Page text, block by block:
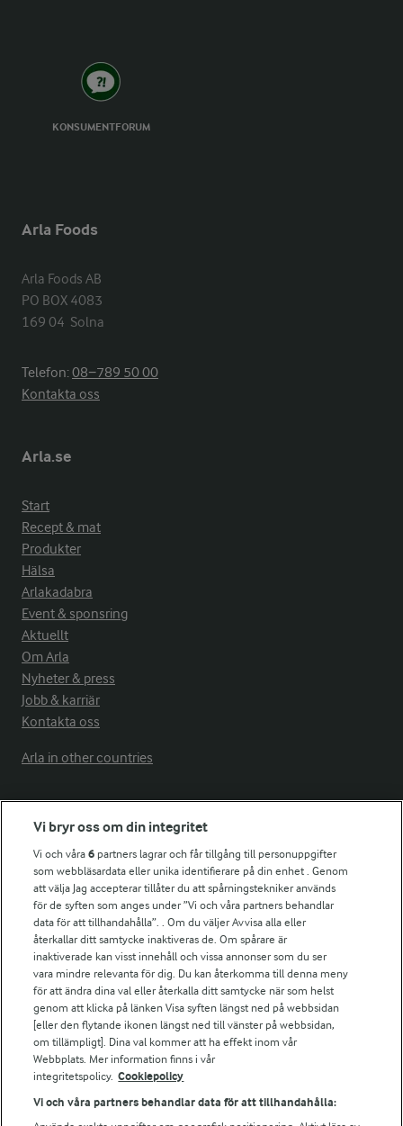
KONSUMENTFORUM
Arla Foods
Arla Foods AB
PO BOX 4083
169 04  Solna
Telefon:08−789 50 00
Kontakta oss
Arla.se
Start
Recept & mat
Produkter
Hälsa
Arlakadabra
Event & sponsring
Aktuellt
Om Arla
Nyheter & press
Jobb & karriär
Kontakta oss
Arla in other countries
Fler Arlasajter
För ägare
Arlas kundportal
Arla.com
Falbygdens Ost
Arla webbshop
Bildbank
Följ oss
Vi bryr oss om din integritet
Vi och våra6 partners lagrar och får tillgång till personuppgifter
som webbläsardata eller unika identifierare på din enhet . Genom
att välja Jag accepterar tillåter du att spårningstekniker används
för de syften som anges under ”Vi och våra partners behandlar
data för att tillhandahålla”. . Om du väljer Avvisa alla eller
återkallar ditt samtycke inaktiveras de. Om spårare är
inaktiverade kan visst innehåll och vissa annonser som du ser
vara mindre relevanta för dig. Du kan återkomma till denna meny
för att ändra dina val eller återkalla ditt samtycke när som helst
genom att klicka på länken Visa syften längst ned på webbsidan
[eller den flytande ikonen längst ned till vänster på webbsidan,
om tillämpligt]. Dina val kommer att ha effekt inom vår
Webbplats. Mer information finns i vår
integritetspolicy. Cookiepolicy
Vi och våra partners behandlar data för att tillhandahålla: